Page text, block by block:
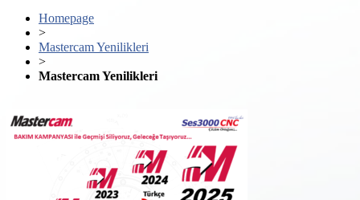
Homepage
>
Mastercam Yenilikleri
>
Mastercam Yenilikleri